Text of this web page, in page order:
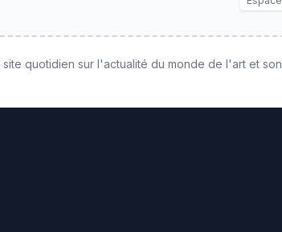
site quotidien sur l'actualité du monde de l'art et son